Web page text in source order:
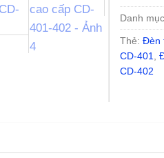
Danh
Thẻ: Đèn
CD-401
CD-402